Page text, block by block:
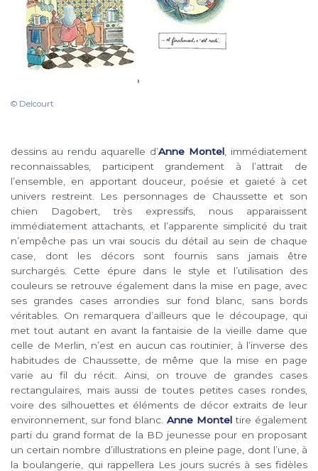
© Delcourt
dessins au rendu aquarelle d’Anne Montel , immédiatement
reconnaissables, participent grandement à l’attrait de
l’ensemble, en apportant douceur, poésie et gaieté à cet
univers restreint. Les personnages de Chaussette et son
chien Dagobert, très expressifs, nous apparaissent
immédiatement attachants, et l’apparente simplicité du trait
n’empêche pas un vrai soucis du détail au sein de chaque
case, dont les décors sont fournis sans jamais être
surchargés. Cette épure dans le style et l’utilisation des
couleurs se retrouve également dans la mise en page, avec
ses grandes cases arrondies sur fond blanc, sans bords
véritables. On remarquera d’ailleurs que le découpage, qui
met tout autant en avant la fantaisie de la vieille dame que
celle de Merlin, n’est en aucun cas routinier, à l’inverse des
habitudes de Chaussette, de même que la mise en page
varie au fil du récit. Ainsi, on trouve de grandes cases
rectangulaires, mais aussi de toutes petites cases rondes,
voire des silhouettes et éléments de décor extraits de leur
environnement, sur fond blanc. Anne Montel tire également
parti du grand format de la BD jeunesse pour en proposant
un certain nombre d’illustrations en pleine page, dont l’une, à
la boulangerie, qui rappellera Les jours sucrés à ses fidèles